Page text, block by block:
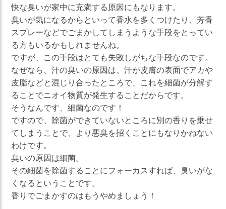
快な臭いが家中に充満する原因にもなります。
臭いが気になるからといって香水を多くつけたり、芳香
スプレーなどでごまかしてしまうような手段をとってい
る方もいるかもしれませんね。
ですが、この手段はとても失敗しがちな手段なのです。
なぜなら、汗の臭いの原因は、汗が皮膚の表面でアカや
皮脂などと混じり合ったところで、これを細菌が分解す
ることでニオイ物質が発生することだからです。
そうなんです、細菌なのです！
ですので、除菌ができていないところに別の香りを乗せ
てしまうことで、より悪臭を招くことにもなりかねない
わけです。
臭いの原因は細菌。
その細菌を除菌することにフォーカスすれば、臭いがな
くなるということです。
香りでごまかすのはもうやめましょう！